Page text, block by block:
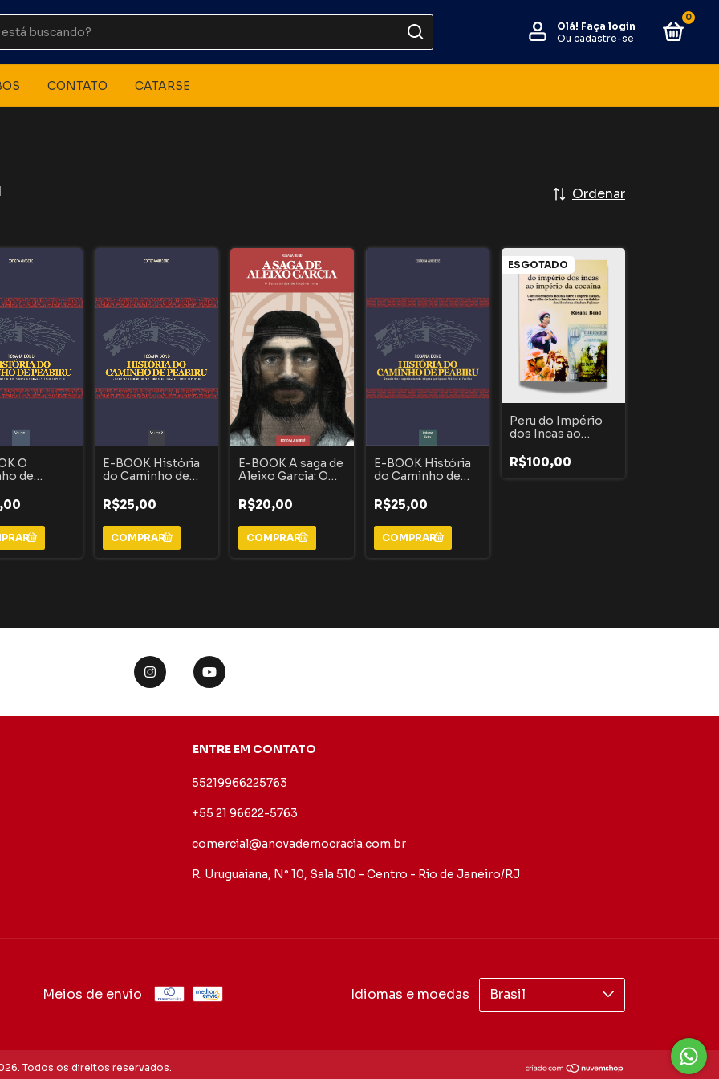
Olá! Faça login
Ou cadastre-se
0
CONTATO CATARSE
Ordenar
O
de
e
da rota
que ligava
ao
- VOLUME
E-BOOK História
do Caminho de
Descobertas e
segredos da rota
indígena que ligava
o Atlântico ao
Pacífico - VOLUME
R$25,00
E-BOOK A saga de
Aleixo Garcia: O
Império Inca
R$20,00
E-BOOK História
do Caminho de
“desprezado” e
pouco estudado
ramal litorâneo -
VOLUME EXTRA
R$25,00
ESGOTADO
Peru do Império
dos Incas ao
Cocaína
R$100,00
ENTRE EM CONTATO
55219966225763
+55 21 96622-5763
comercial@anovademocracia.com.br
R. Uruguaiana, N° 10, Sala 510 - Centro - Rio de Janeiro/RJ
Meios de envio
Idiomas e moedas
Todos os direitos reservados.